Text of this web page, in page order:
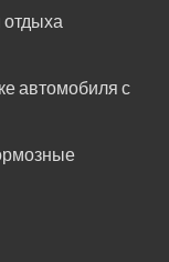
отдыха
автомобиля с